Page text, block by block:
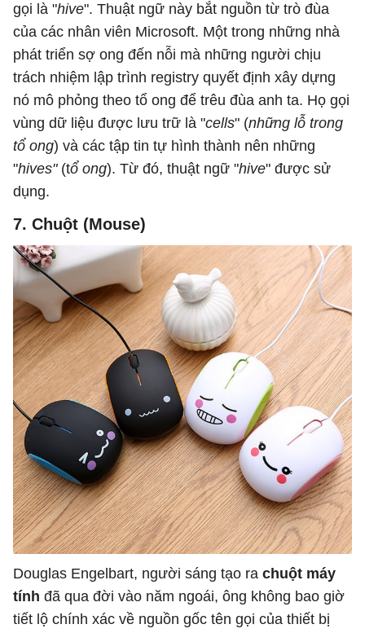
gọi là "hive". Thuật ngữ này bắt nguồn từ trò đùa
của các nhân viên Microsoft. Một trong những nhà
phát triển sợ ong đến nỗi mà những người chịu
trách nhiệm lập trình registry quyết định xây dựng
nó mô phỏng theo tổ ong để trêu đùa anh ta. Họ gọi
vùng dữ liệu được lưu trữ là "cells" (những lỗ trong
tổ ong) và các tập tin tự hình thành nên những
"hives" (tổ ong). Từ đó, thuật ngữ "hive" được sử
dụng.
7. Chuột (Mouse)
Douglas Engelbart, người sáng tạo ra chuột máy
tính đã qua đời vào năm ngoái, ông không bao giờ
tiết lộ chính xác về nguồn gốc tên gọi của thiết bị